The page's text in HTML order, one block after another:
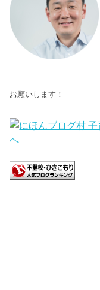
お願いします！